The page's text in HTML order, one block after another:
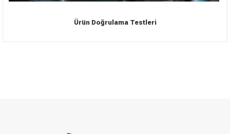
Ürün Doğrulama Testleri